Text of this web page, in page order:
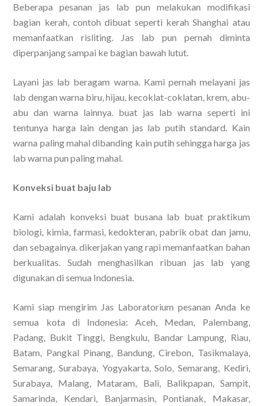
Beberapa pesanan jas lab pun melakukan modifikasi
bagian kerah, contoh dibuat seperti kerah Shanghai atau
memanfaatkan risliting. Jas lab pun pernah diminta
diperpanjang sampai ke bagian bawah lutut.
Layani jas lab beragam warna. Kami pernah melayani jas
lab dengan warna biru, hijau, kecoklat-coklatan, krem, abu-
abu dan warna lainnya. buat jas lab warna seperti ini
tentunya harga lain dengan jas lab putih standard. Kain
warna paling mahal dibanding kain putih sehingga harga jas
lab warna pun paling mahal.
Konveksi buat baju lab
Kami adalah konveksi buat busana lab buat praktikum
biologi, kimia, farmasi, kedokteran, pabrik obat dan jamu,
dan sebagainya. dikerjakan yang rapi memanfaatkan bahan
berkualitas. Sudah menghasilkan ribuan jas lab yang
digunakan di semua Indonesia.
Kami siap mengirim Jas Laboratorium pesanan Anda ke
semua kota di Indonesia: Aceh, Medan, Palembang,
Padang, Bukit Tinggi, Bengkulu, Bandar Lampung, Riau,
Batam, Pangkal Pinang, Bandung, Cirebon, Tasikmalaya,
Semarang, Surabaya, Yogyakarta, Solo, Semarang, Kediri,
Surabaya, Malang, Mataram, Bali, Balikpapan, Sampit,
Samarinda, Kendari, Banjarmasin, Pontianak, Makasar,